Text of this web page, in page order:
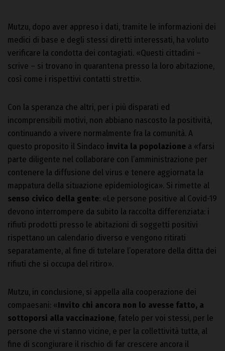
Mutzu, dopo aver appreso i dati, tramite le informazioni dei
medici di base e degli stessi diretti interessati, ha voluto
verificare la condotta dei contagiati. «Questi cittadini –
scrive – si trovano in quarantena presso la loro abitazione,
così come i rispettivi contatti stretti».
Con la speranza che altri, per i più disparati ed
incomprensibili motivi, non abbiano nascosto la positività,
continuando a vivere normalmente fra la comunità. A
questo proposito il Sindaco invita la popolazione a «farsi
parte diligente nel collaborare con l’amministrazione per
contenere la diffusione del virus e tenere aggiornata la
mappatura della situazione epidemiologica». Si rimette al
senso civico della gente: «Le persone positive al Covid-19
devono interrompere da subito la raccolta differenziata: i
rifiuti prodotti presso le abitazioni di soggetti positivi
rispettano un calendario diverso e vengono ritirati
separatamente, al fine di tutelare l’operatore della ditta dei
rifiuti che si occupa del ritiro».
Mutzu, in conclusione, si appella alla cooperazione dei
compaesani: «Invito chi ancora non lo avesse fatto, a
sottoporsi alla vaccinazione, fatelo per voi stessi, per le
persone che vi stanno vicine, e per la collettività tutta, al
fine di scongiurare il rischio di far crescere ancora il